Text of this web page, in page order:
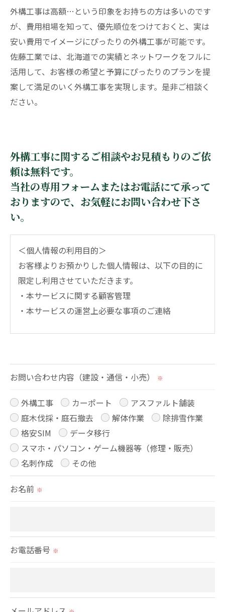
外構工事は高額…という印象をお持ちの方は多いのです
が、費用相場を知って、優先順位をつけておくと、実は
安い費用でイメージにぴったりの外構工事が可能です。
佐藤工業では、北海道での実績とネットワークをフルに
活用して、お客様の希望と予算にぴったりのプランを提
案して満足のいく外構工事を実現します。是非ご相談く
ださい。
外構工事に関するご相談やお見積もりのご依
頼は無料です。
当社の専用フォームまたはお電話にて承って
おりますので、お気軽にお問い合わせ下さ
い。
＜個人情報の利用目的＞
お客様よりお預かりした個人情報は、以下の目的に
限定し利用させていただきます。
・本サービスに関する顧客管理
・本サービスの運営上必要な事項のご連絡
られた場合を除き、
ません。
＜個人情報の委託について＞
当社では、利用目的の達成に必要な範囲において、
個人情報を外部に委託する場合があります。
これらの委託先に対しては個人情報保護契約等の措
置をとり、適切な監督を行います。
当社では、個人情報の漏洩等がなされないよう、適
切に安全管理対策を実施します。
必要な情報を頂けない場合は、それに対応した当社
お問い合わせ内容（建設・通信・小売） ※
外構工事 カーポート
アスファルト舗装
庭木伐採・庭石撤去
解体作業
除排雪作業
格安SIM
データ移行
スマホ・パソコン・ゲーム機器等（修理・販売）
名刺作成
その他
お名前 ※
お電話番号 ※